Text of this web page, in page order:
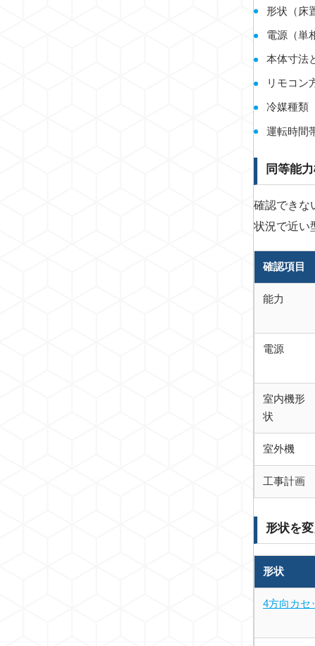
形状（床
電源（単
本体寸法
リモコン
冷媒種類
運転時間
同等能
確認できな
状況で近い
確認項目
能力
電源
室内機形
状
室外機
工事計画
形状を
形状
4方向カセ